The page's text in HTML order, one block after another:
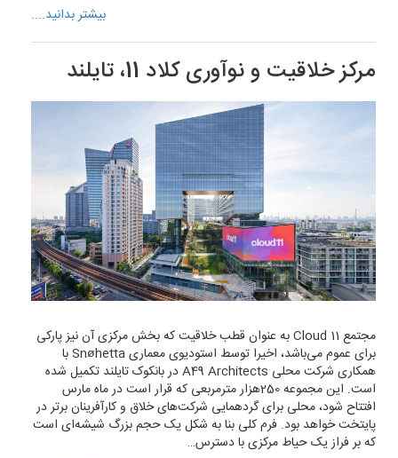
بیشتر بدانید....
مرکز خلاقیت و نوآوری کلاد 11، تایلند
مجتمع Cloud 11 به عنوان قطب خلاقیت که بخش مرکزی آن نیز پارکی
برای عموم می‌باشد، اخیرا توسط استودیوی معماری Snøhetta با
همکاری شرکت محلی A49 Architects در بانکوک تایلند تکمیل شده
است. این مجموعه 250هزار مترمربعی که قرار است در ماه مارس
افتتاح شود، محلی برای گردهمایی شرکت‌های خلاق و کارآفرینان برتر در
پایتخت خواهد بود. فرم کلی بنا به شکل یک حجم بزرگ شیشه‌ای است
که بر فراز یک حیاط مرکزی با دسترس…